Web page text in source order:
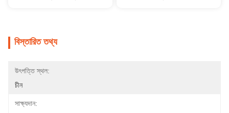
বিস্তারিত তথ্য
উৎপত্তি স্থল:
চীন
সাক্ষ্যদান: